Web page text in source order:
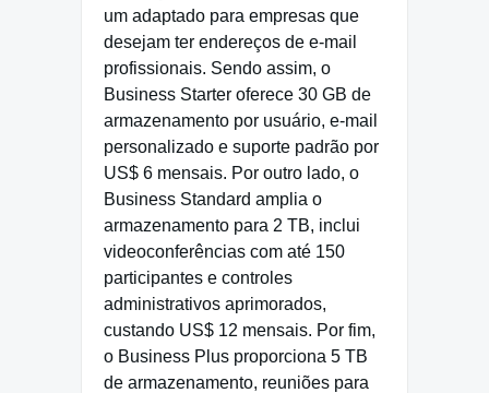
um adaptado para empresas que
desejam ter endereços de e-mail
profissionais. Sendo assim, o
Business Starter oferece 30 GB de
armazenamento por usuário, e-mail
personalizado e suporte padrão por
US$ 6 mensais. Por outro lado, o
Business Standard amplia o
armazenamento para 2 TB, inclui
videoconferências com até 150
participantes e controles
administrativos aprimorados,
custando US$ 12 mensais. Por fim,
o Business Plus proporciona 5 TB
de armazenamento, reuniões para